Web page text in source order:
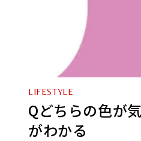
LIFESTYLE
Qどちらの色が
がわかる